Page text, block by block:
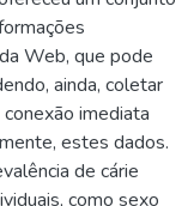
Web, que pode
ainda, coletar
imediata
estes dados.
de cárie
como sexo